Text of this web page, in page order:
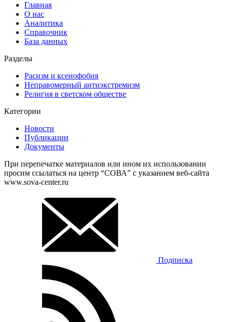
Главная
О нас
Аналитика
Справочник
База данных
Разделы
Расизм и ксенофобия
Неправомерный антиэкстремизм
Религия в светском обществе
Категории
Новости
Публикации
Документы
При перепечатке материалов или ином их использовании
просим ссылаться на центр “СОВА” с указанием веб-сайта
www.sova-center.ru
Подписка